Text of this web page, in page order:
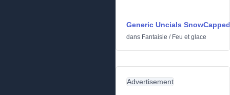
Generic Uncials SnowCapped
dans Fantaisie / Feu et glace
Advertisement